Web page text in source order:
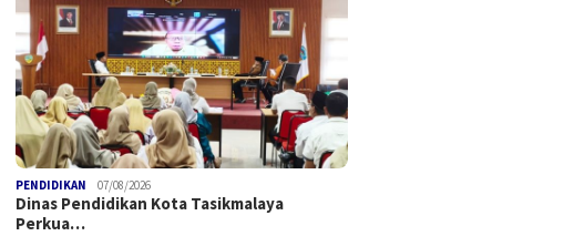
PENDIDIKAN 07/08/2026
Dinas Pendidikan Kota Tasikmalaya
Perkua…